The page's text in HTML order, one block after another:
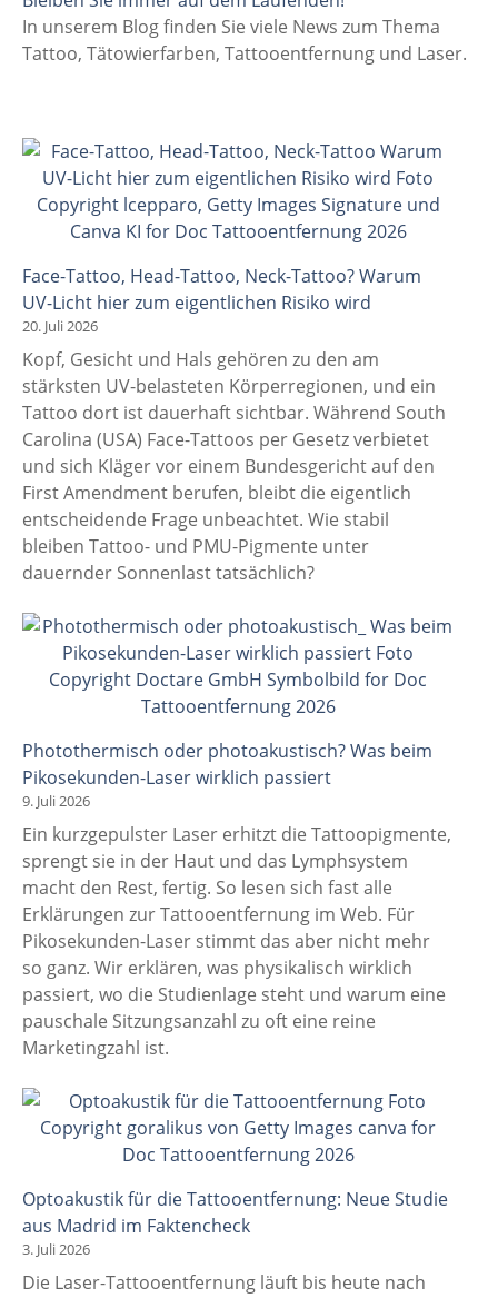
In unserem Blog finden Sie viele News zum Thema
Tattoo, Tätowierfarben, Tattooentfernung und Laser.
Face-Tattoo, Head-Tattoo, Neck-Tattoo? Warum
UV-Licht hier zum eigentlichen Risiko wird
20. Juli 2026
Kopf, Gesicht und Hals gehören zu den am
stärksten UV-belasteten Körperregionen, und ein
Tattoo dort ist dauerhaft sichtbar. Während South
Carolina (USA) Face-Tattoos per Gesetz verbietet
und sich Kläger vor einem Bundesgericht auf den
First Amendment berufen, bleibt die eigentlich
entscheidende Frage unbeachtet. Wie stabil
bleiben Tattoo- und PMU-Pigmente unter
dauernder Sonnenlast tatsächlich?
Photothermisch oder photoakustisch? Was beim
Pikosekunden-Laser wirklich passiert
9. Juli 2026
Ein kurzgepulster Laser erhitzt die Tattoopigmente,
sprengt sie in der Haut und das Lymphsystem
macht den Rest, fertig. So lesen sich fast alle
Erklärungen zur Tattooentfernung im Web. Für
Pikosekunden-Laser stimmt das aber nicht mehr
so ganz. Wir erklären, was physikalisch wirklich
passiert, wo die Studienlage steht und warum eine
pauschale Sitzungsanzahl zu oft eine reine
Marketingzahl ist.
Optoakustik für die Tattooentfernung: Neue Studie
aus Madrid im Faktencheck
3. Juli 2026
Die Laser-Tattooentfernung läuft bis heute nach